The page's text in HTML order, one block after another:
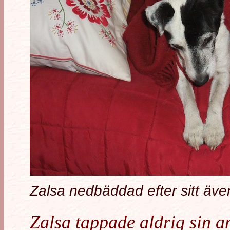
Zalsa nedbäddad efter sitt
Zalsa tappade aldrig sin